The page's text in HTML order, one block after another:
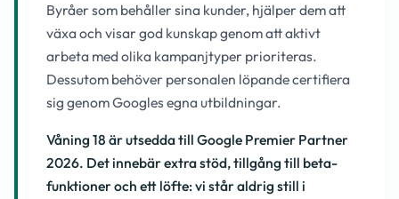
Byråer som behåller sina kunder, hjälper dem att
växa och visar god kunskap genom att aktivt
arbeta med olika kampanjtyper prioriteras.
Dessutom behöver personalen löpande certifiera
sig genom Googles egna utbildningar.
Våning 18 är utsedda till Google Premier Partner
2026. Det innebär extra stöd, tillgång till beta-
funktioner och ett löfte: vi står aldrig still i